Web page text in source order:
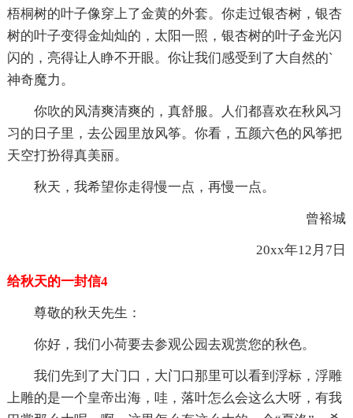
梧桐树的叶子像穿上了金黄的外套。你走过银杏树，银杏
树的叶子变得金灿灿的，太阳一照，银杏树的叶子金光闪
闪的，亮得让人睁不开眼。你让我们感受到了大自然的`
神奇魔力。
你吹的风清爽清爽的，真舒服。人们都喜欢在秋风习
习的日子里，去公园里放风筝。你看，五颜六色的风筝把
天空打扮得真美丽。
秋天，我希望你走得慢一点，再慢一点。
曾裕城
20xx年12月7日
给秋天的一封信4
尊敬的秋天先生：
你好，我们小荷要去参观公园去观赏您的秋色。
我们先到了大门口，大门口那里可以看到浮标，浮雕
上雕的是一个皇帝出海，哇，落叶怎么会这么大呀，有我